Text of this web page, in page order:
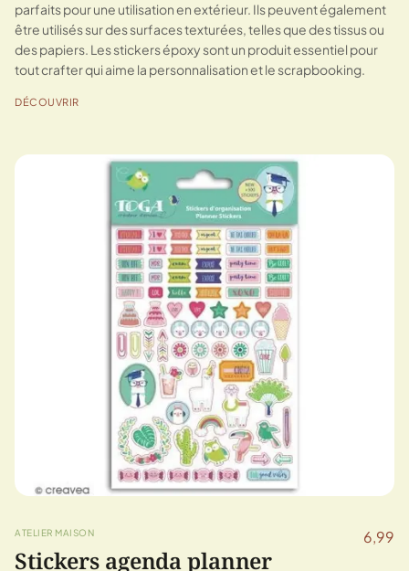
parfaits pour une utilisation en extérieur. Ils peuvent également
être utilisés sur des surfaces texturées, telles que des tissus ou
des papiers. Les stickers époxy sont un produit essentiel pour
tout crafter qui aime la personnalisation et le scrapbooking.
DÉCOUVRIR
ATELIER MAISON 6,99
Stickers agenda planner